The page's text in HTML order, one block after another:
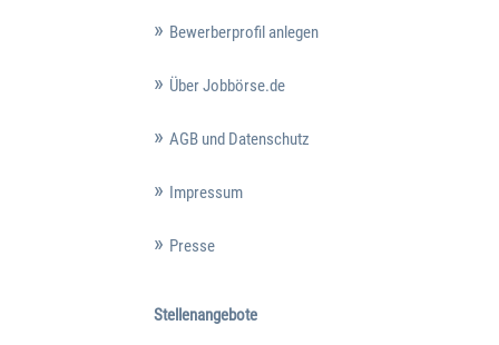
Bewerberprofil anlegen
Über Jobbörse.de
AGB und Datenschutz
Impressum
Presse
Stellenangebote